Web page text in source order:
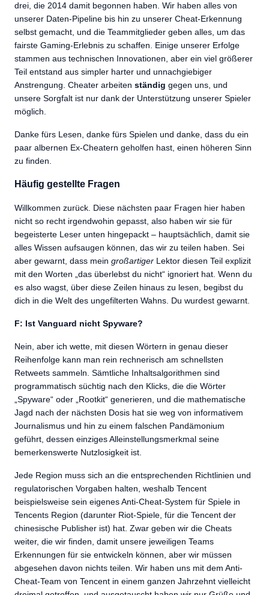
drei, die 2014 damit begonnen haben. Wir haben alles von
unserer Daten-Pipeline bis hin zu unserer Cheat-Erkennung
selbst gemacht, und die Teammitglieder geben alles, um das
fairste Gaming-Erlebnis zu schaffen. Einige unserer Erfolge
stammen aus technischen Innovationen, aber ein viel größerer
Teil entstand aus simpler harter und unnachgiebiger
Anstrengung. Cheater arbeiten ständig gegen uns, und
unsere Sorgfalt ist nur dank der Unterstützung unserer Spieler
möglich.
Danke fürs Lesen, danke fürs Spielen und danke, dass du ein
paar albernen Ex-Cheatern geholfen hast, einen höheren Sinn
zu finden.
Häufig gestellte Fragen
Willkommen zurück. Diese nächsten paar Fragen hier haben
nicht so recht irgendwohin gepasst, also haben wir sie für
begeisterte Leser unten hingepackt – hauptsächlich, damit sie
alles Wissen aufsaugen können, das wir zu teilen haben. Sei
aber gewarnt, dass mein großartiger Lektor diesen Teil explizit
mit den Worten „das überlebst du nicht“ ignoriert hat. Wenn du
es also wagst, über diese Zeilen hinaus zu lesen, begibst du
dich in die Welt des ungefilterten Wahns. Du wurdest gewarnt.
F: Ist Vanguard nicht Spyware?
Nein, aber ich wette, mit diesen Wörtern in genau dieser
Reihenfolge kann man rein rechnerisch am schnellsten
Retweets sammeln. Sämtliche Inhaltsalgorithmen sind
programmatisch süchtig nach den Klicks, die die Wörter
„Spyware“ oder „Rootkit“ generieren, und die mathematische
Jagd nach der nächsten Dosis hat sie weg von informativem
Journalismus und hin zu einem falschen Pandämonium
geführt, dessen einziges Alleinstellungsmerkmal seine
bemerkenswerte Nutzlosigkeit ist.
Jede Region muss sich an die entsprechenden Richtlinien und
regulatorischen Vorgaben halten, weshalb Tencent
beispielsweise sein eigenes Anti-Cheat-System für Spiele in
Tencents Region (darunter Riot-Spiele, für die Tencent der
chinesische Publisher ist) hat. Zwar geben wir die Cheats
weiter, die wir finden, damit unsere jeweiligen Teams
Erkennungen für sie entwickeln können, aber wir müssen
abgesehen davon nichts teilen. Wir haben uns mit dem Anti-
Cheat-Team von Tencent in einem ganzen Jahrzehnt vielleicht